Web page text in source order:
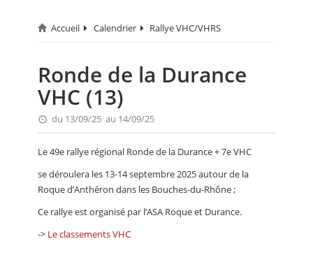
CIRCUIT
RALLYE
MONTAGNE
EVÈNEMENTS
CALENDRIER
VIDEO
ANNUAIRES
Accueil Calendrier Rallye VHC/VHRS
Ronde de la Durance
VHC (13)
du 13/09/25 au 14/09/25
Le 49e rallye régional Ronde de la Durance + 7e VHC
se déroulera les 13-14 septembre 2025 autour de la
Roque d’Anthéron dans les Bouches-du-Rhône ;
Ce rallye est organisé par l’ASA Roque et Durance.
-> Le classements VHC